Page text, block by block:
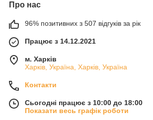
Про нас
96% позитивних з 507 відгуків за рік
Працює з 14.12.2021
м. Харків
Харків, Україна, Харків, Україна
Контакти
Сьогодні працює з 10:00 до 18:00
Показати весь графік роботи